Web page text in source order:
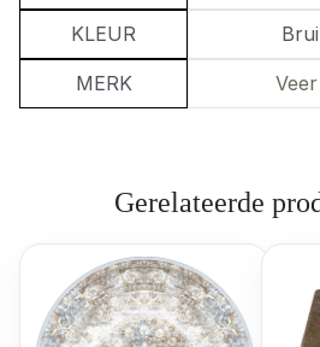
KLEUR
MERK
Gerelateerde